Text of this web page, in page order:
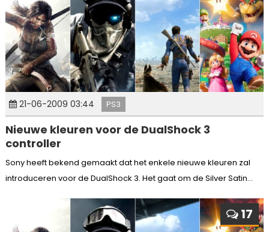
21-06-2009 03:44 PS3
Nieuwe kleuren voor de DualShock 3
controller
Sony heeft bekend gemaakt dat het enkele nieuwe kleuren zal
introduceren voor de DualShock 3. Het gaat om de Silver Satin...
17